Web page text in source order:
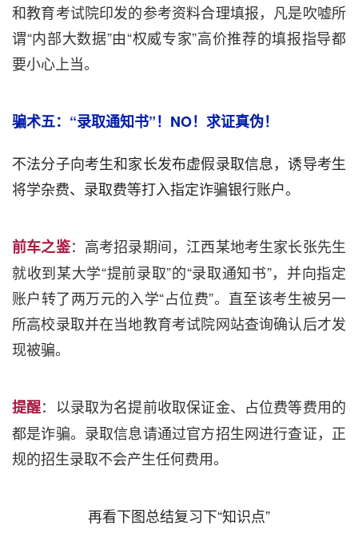
和教育考试院印发的参考资料合理填报，凡是吹嘘所
谓“内部大数据”由“权威专家”高价推荐的填报指导都
要小心上当。
骗术五：“录取通知书”！NO！求证真伪！
不法分子向考生和家长发布虚假录取信息，诱导考生
将学杂费、录取费等打入指定诈骗银行账户。
前车之鉴：高考招录期间，江西某地考生家长张先生
就收到某大学“提前录取”的“录取通知书”，并向指定
账户转了两万元的入学“占位费”。直至该考生被另一
所高校录取并在当地教育考试院网站查询确认后才发
现被骗。
提醒：以录取为名提前收取保证金、占位费等费用的
都是诈骗。录取信息请通过官方招生网进行查证，正
规的招生录取不会产生任何费用。
再看下图总结复习下“知识点”